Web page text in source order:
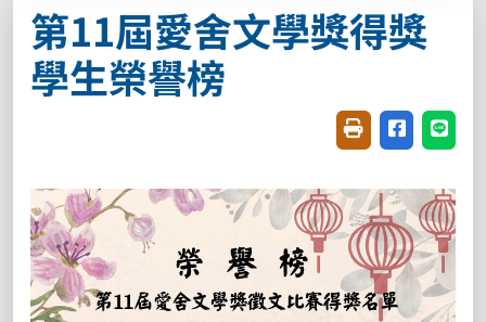
第11屆愛舍文學獎得獎
學生榮譽榜
友善列印(開新視
分享至臉書
分享